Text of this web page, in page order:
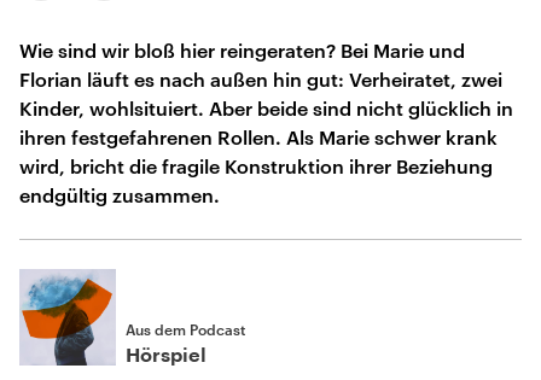
Wie sind wir bloß hier reingeraten? Bei Marie und
Florian läuft es nach außen hin gut: Verheiratet, zwei
Kinder, wohlsituiert. Aber beide sind nicht glücklich in
ihren festgefahrenen Rollen. Als Marie schwer krank
wird, bricht die fragile Konstruktion ihrer Beziehung
endgültig zusammen.
Aus dem Podcast
Hörspiel